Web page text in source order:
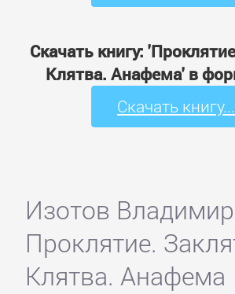
Скачать книгу:
Клятва. Анафема' в
Скачать книгу...
Изотов
Проклятие.
Клятва. Анафема